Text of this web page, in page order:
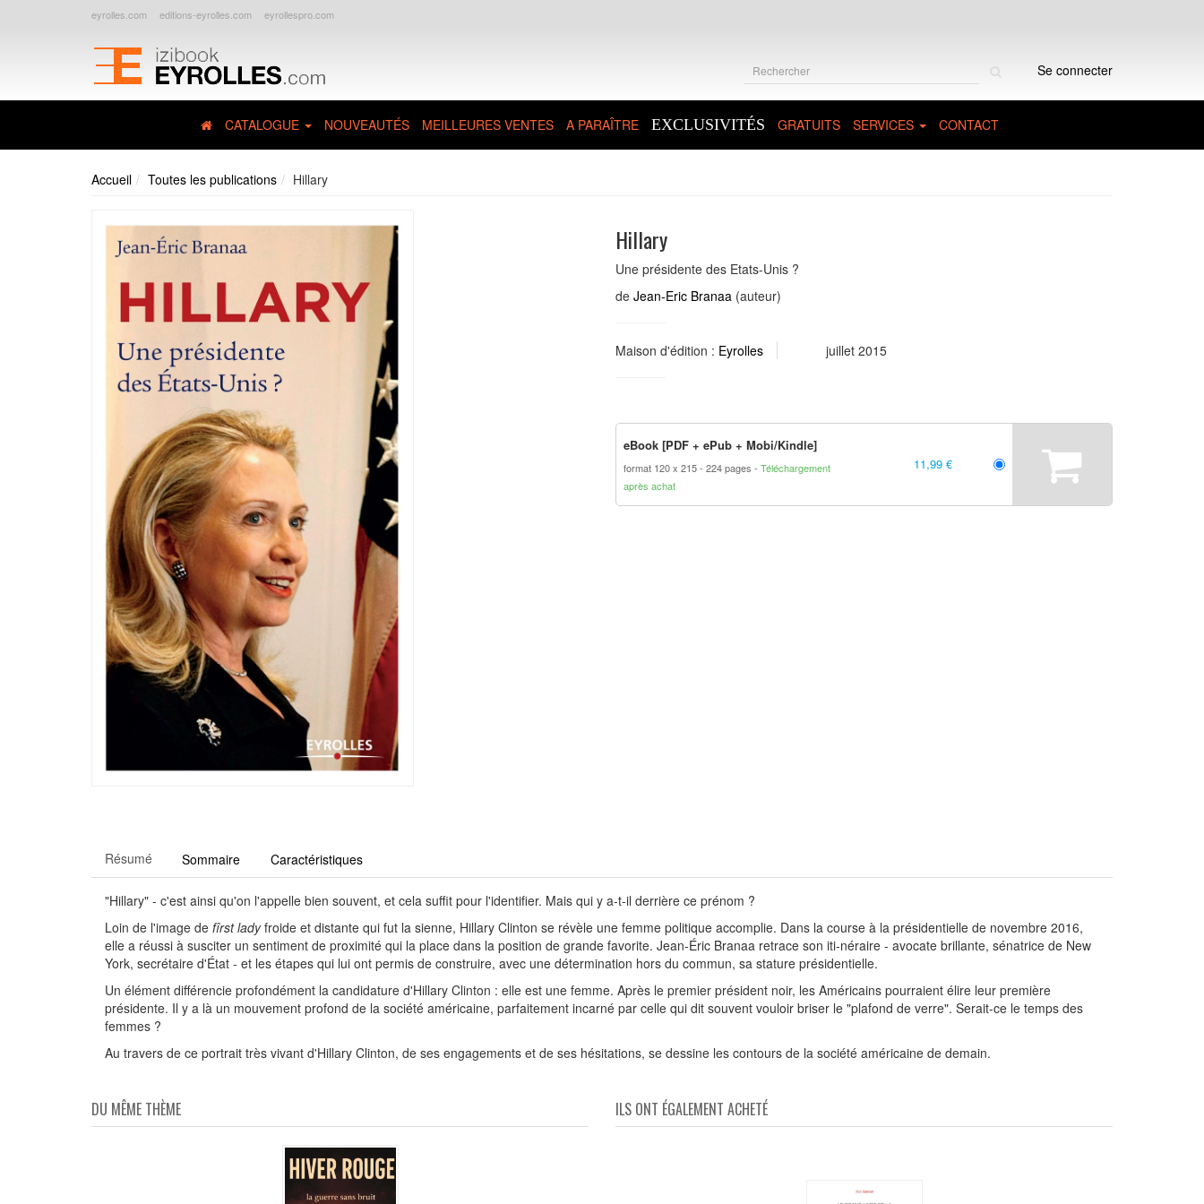
eyrolles.com editions-eyrolles.com eyrollespro.com
Se connecter
CATALOGUE NOUVEAUTÉS MEILLEURES VENTES A PARAÎTRE EXCLUSIVITÉS GRATUITS SERVICES CONTACT
Accueil Toutes les publications Hillary
Hillary
Une présidente des Etats-Unis ?
de Jean-Eric Branaa (auteur)
Maison d'édition : Eyrolles juillet 2015
eBook [PDF + ePub + Mobi/Kindle]
format 120 x 215 224 pages
Téléchargement
après achat
11,99 €
Résumé Sommaire Caractéristiques
"Hillary" - c'est ainsi qu'on l'appelle bien souvent, et cela suffit pour l'identifier. Mais qui y a-t-il derrière ce prénom ?
Loin de l'image de fîrst ladyfroide et distante qui fut la sienne, Hillary Clinton se révèle une femme politique accomplie. Dans la course à la présidentielle de novembre 2016,
elle a réussi à susciter un sentiment de proximité qui la place dans la position de grande favorite. Jean-Éric Branaa retrace son iti-néraire - avocate brillante, sénatrice de New
York, secrétaire d'État - et les étapes qui lui ont permis de construire, avec une détermination hors du commun, sa stature présidentielle.
Un élément différencie profondément la candidature d'Hillary Clinton : elle est une femme. Après le premier président noir, les Américains pourraient élire leur première
présidente. Il y a là un mouvement profond de la société américaine, parfaitement incarné par celle qui dit souvent vouloir briser le "plafond de verre". Serait-ce le temps des
femmes ?
Au travers de ce portrait très vivant d'Hillary Clinton, de ses engagements et de ses hésitations, se dessine les contours de la société américaine de demain.
DU MÊME THÈME ILS ONT ÉGALEMENT ACHETÉ